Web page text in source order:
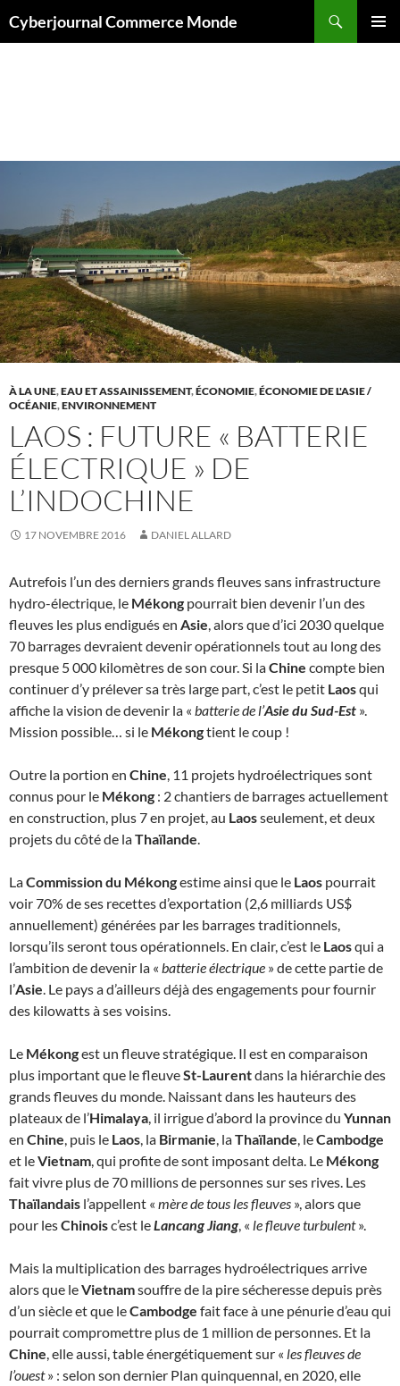
auCyberjournal Commerce Monde
À LA UNE,EAU ET ASSAINISSEMENT,ÉCONOMIE,ÉCONOMIE DE L'ASIE /
OCÉANIE,ENVIRONNEMENT
LAOS : FUTURE « BATTERIE
ÉLECTRIQUE » DE
L’INDOCHINE
17 NOVEMBRE 2016 DANIEL ALLARD
Autrefois l’un des derniers grands fleuves sans infrastructure
hydro-électrique, le Mékong pourrait bien devenir l’un des
fleuves les plus endigués en Asie , alors que d’ici 2030 quelque
70 barrages devraient devenir opérationnels tout au long des
presque 5 000 kilomètres de son cour. Si laChine compte bien
continuer d’y prélever sa très large part, c’est le petit Laosqui
affiche la vision de devenir la « batterie de l’Asie du Sud-Est ».
Mission possible… si le Mékongtient le coup !
Outre la portion en Chine , 11 projets hydroélectriques sont
connus pour le Mékong : 2 chantiers de barrages actuellement
en construction, plus 7 en projet, au Laosseulement, et deux
projets du côté de laThaïlande
LaCommission du Mékongestime ainsi que le Laos pourrait
voir 70% de ses recettes d’exportation (2,6 milliards US$
annuellement) générées par les barrages traditionnels,
lorsqu’ils seront tous opérationnels. En clair, c’est le Laosqui a
l’ambition de devenir la « batterie électrique » de cette partie de
l’Asie . Le pays a d’ailleurs déjà des engagements pour fournir
des kilowatts à ses voisins.
Le Mékongest un fleuve stratégique. Il est en comparaison
plus important que le fleuveSt-Laurentdans la hiérarchie des
grands fleuves du monde. Naissant dans les hauteurs des
plateaux de l’Himalaya , il irrigue d’abord la province du Yunnan
en Chine , puis le Laos , la Birmanie , laThaïlande , leCambodge
et leVietnam , qui profite de sont imposant delta. Le Mékong
fait vivre plus de 70 millions de personnes sur ses rives. Les
Thaïlandais l’appellent « mère de tous les fleuves », alors que
pour lesChinoisc’est leLancang Jiang , « le fleuve turbulent».
Mais la multiplication des barrages hydroélectriques arrive
alors que leVietnamsouffre de la pire sécheresse depuis près
d’un siècle et que leCambodge fait face à une pénurie d’eau qui
pourrait compromettre plus de 1 million de personnes. Et la
Chine , elle aussi, table énergétiquement sur « les fleuves de
l’ouest» : selon son dernier Plan quinquennal, en 2020, elle